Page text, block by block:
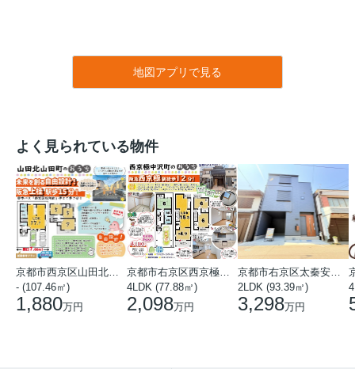
地図アプリで見る
よく見られている物件
- (107.46㎡)
1,880万円
4LDK (77.88㎡)
2,098万円
2LDK (93.39㎡)
3,298万円